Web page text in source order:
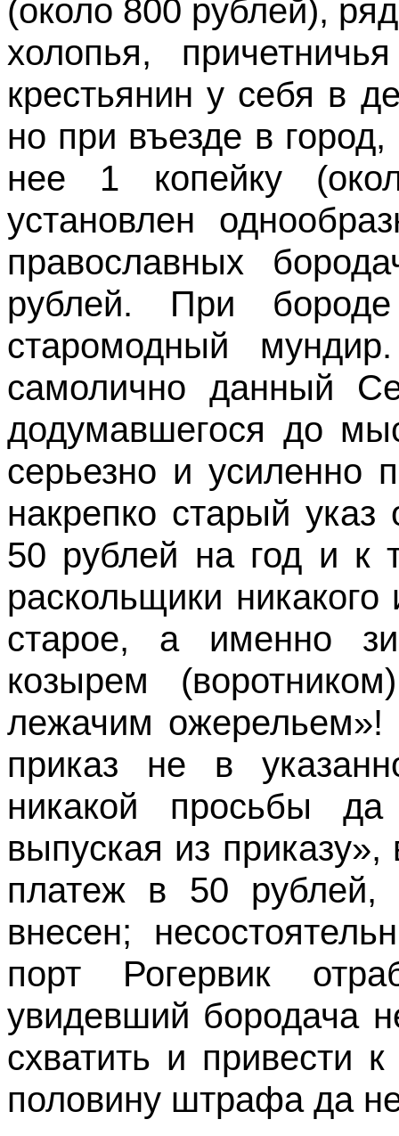
(около 800 рублей),
холопья,
крестьянин у себя в
но при въезде в
нее 1 копейку
установлен
православных
рублей. При бороде
старомодный
самолично данный
додумавшегося до
серьезно и усиленно
накрепко старый
50 рублей на год и к
раскольщики
старое, а именно
козырем
лежачим ожерельем»!
приказ не в
никакой просьбы
выпуская из
платеж в 50
внесен;
порт Рогервик
увидевший бородача
схватить и привести
половину штрафа да